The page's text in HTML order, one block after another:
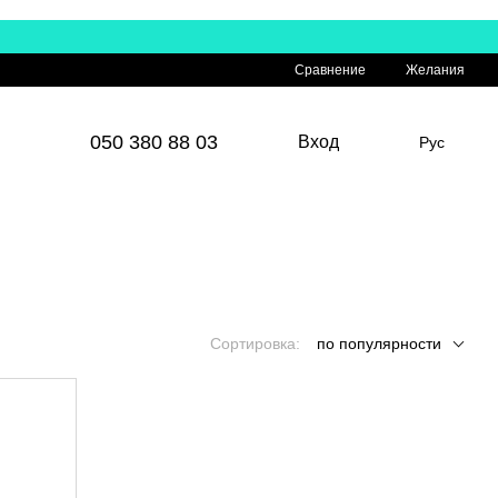
Сравнение Желания
050 380 88 03 Вход Рус
Сортировка: по популярности